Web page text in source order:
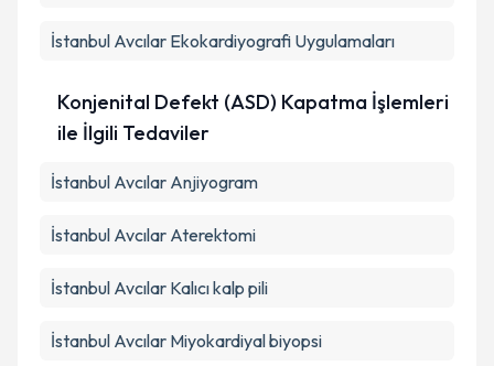
İstanbul Avcılar Ekokardiyografi Uygulamaları
Konjenital Defekt (ASD) Kapatma İşlemleri
ile İlgili Tedaviler
İstanbul Avcılar Anjiyogram
İstanbul Avcılar Aterektomi
İstanbul Avcılar Kalıcı kalp pili
İstanbul Avcılar Miyokardiyal biyopsi